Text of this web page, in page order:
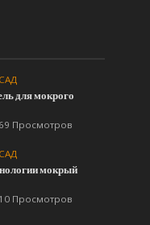
для мокрого
Просмотров
мокрый
Просмотров